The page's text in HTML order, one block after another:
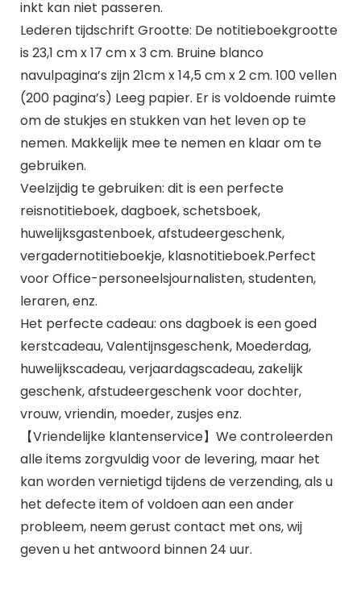
inkt kan niet passeren.
Lederen tijdschrift Grootte: De notitieboekgrootte
is 23,1 cm x 17 cm x 3 cm. Bruine blanco
navulpagina’s zijn 21cm x 14,5 cm x 2 cm. 100 vellen
(200 pagina’s) Leeg papier. Er is voldoende ruimte
om de stukjes en stukken van het leven op te
nemen. Makkelijk mee te nemen en klaar om te
gebruiken.
Veelzijdig te gebruiken: dit is een perfecte
reisnotitieboek, dagboek, schetsboek,
huwelijksgastenboek, afstudeergeschenk,
vergadernotitieboekje, klasnotitieboek.Perfect
voor Office-personeelsjournalisten, studenten,
leraren, enz.
Het perfecte cadeau: ons dagboek is een goed
kerstcadeau, Valentijnsgeschenk, Moederdag,
huwelijkscadeau, verjaardagscadeau, zakelijk
geschenk, afstudeergeschenk voor dochter,
vrouw, vriendin, moeder, zusjes enz.
【Vriendelijke klantenservice】We controleerden
alle items zorgvuldig voor de levering, maar het
kan worden vernietigd tijdens de verzending, als u
het defecte item of voldoen aan een ander
probleem, neem gerust contact met ons, wij
geven u het antwoord binnen 24 uur.